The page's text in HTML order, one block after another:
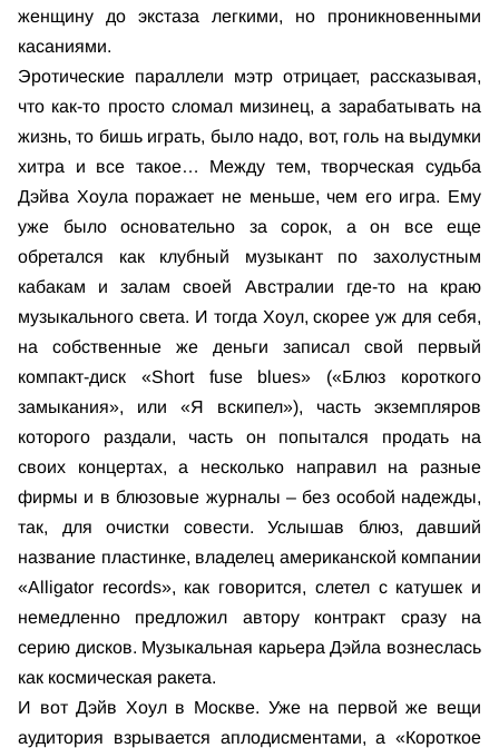
женщину до экстаза легкими, но проникновенными
касаниями.
Эротические параллели мэтр отрицает, рассказывая,
что как-то просто сломал мизинец, а зарабатывать на
жизнь, то бишь играть, было надо, вот, голь на выдумки
хитра и все такое… Между тем, творческая судьба
Дэйва Хоула поражает не меньше, чем его игра. Ему
уже было основательно за сорок, а он все еще
обретался как клубный музыкант по захолустным
кабакам и залам своей Австралии где-то на краю
музыкального света. И тогда Хоул, скорее уж для себя,
на собственные же деньги записал свой первый
компакт-диск «Short fuse blues» («Блюз короткого
замыкания», или «Я вскипел»), часть экземпляров
которого раздали, часть он попытался продать на
своих концертах, а несколько направил на разные
фирмы и в блюзовые журналы – без особой надежды,
так, для очистки совести. Услышав блюз, давший
название пластинке, владелец американской компании
«Alligator records», как говорится, слетел с катушек и
немедленно предложил автору контракт сразу на
серию дисков. Музыкальная карьера Дэйла вознеслась
как космическая ракета.
И вот Дэйв Хоул в Москве. Уже на первой же вещи
аудитория взрывается аплодисментами, а «Короткое